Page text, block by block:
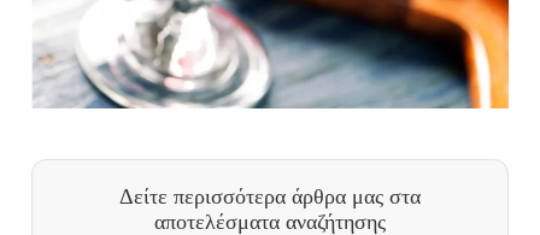
Δείτε περισσότερα άρθρα μας στα
αποτελέσματα αναζήτησης